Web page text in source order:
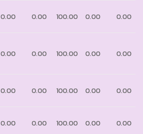
0.00 0.00 100.00 0.00 0.00
0.00 0.00 100.00 0.00 0.00
0.00 0.00 100.00 0.00 0.00
0.00 0.00 100.00 0.00 0.00